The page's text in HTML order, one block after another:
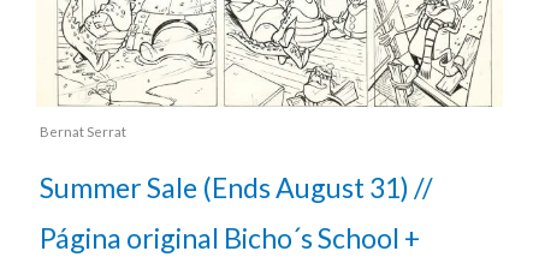
Bernat Serrat
Summer Sale (Ends August 31) //
Página original Bicho´s School +